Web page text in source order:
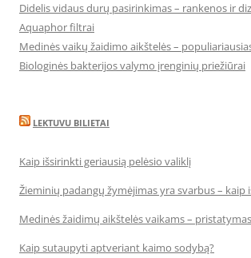
Didelis vidaus durų pasirinkimas – rankenos ir
Aquaphor filtrai
Medinės vaikų žaidimo aikštelės –
Biologinės bakterijos valymo įrenginių priežiūrai
LEKTUVU BILIETAI
Kaip išsirinkti geriausią pelėsio valiklį
Žieminių padangų žymėjimas yra svarbus – kaip
Medinės žaidimų aikštelės vaikams –
Kaip sutaupyti aptveriant kaimo sodybą?